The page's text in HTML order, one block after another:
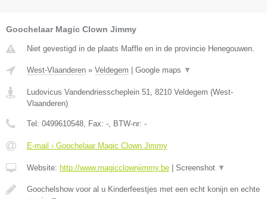
Goochelaar Magic Clown Jimmy
Niet gevestigd in de plaats Maffle en in de provincie Henegouwen.
West-Vlaanderen » Veldegem | Google maps ▼
Ludovicus Vandendriesscheplein 51 8210 Veldegem (West-
Vlaanderen)
Tel: 0499610548 , Fax: - , BTW-nr: -
E-mail › Goochelaar Magic Clown Jimmy
Website: http://www.magicclownjimmy.be | Screenshot ▼
Goochelshow voor al u Kinderfeestjes met een echt konijn en echte